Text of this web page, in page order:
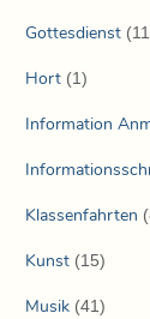
Gottesdienst
Hort(1)
Information
Klassenfahrten
Kunst(15)
Musik(41)